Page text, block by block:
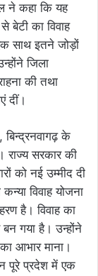
ने कहा कि यह
बेटी का विवाह
साथ इतने जोड़ों
जिला
की तथा
दीं।
बिन्द्रनवागढ़ के
सरकार की
को नई उम्मीद दी
विवाह योजना
है। विवाह का
गया है। उन्होंने
आभार माना।
पूरे प्रदेश में एक